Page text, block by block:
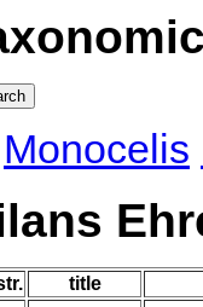
Monocelis
title